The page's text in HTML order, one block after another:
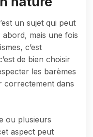
un sujet qui peut
mais une fois
c’est
de bien choisir
les barèmes
correctement dans
ou plusieurs
aspect peut